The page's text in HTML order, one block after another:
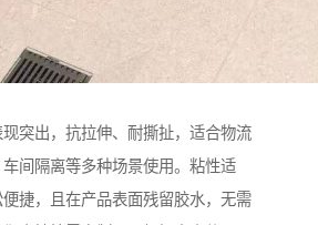
突出，抗拉伸、耐撕扯，适合物流
间隔离等多种场景使用。粘性适
捷，且在产品表面残留胶水，无需